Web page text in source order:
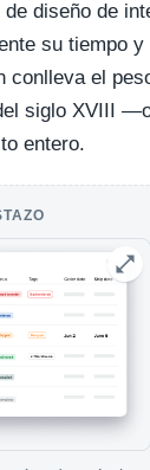
diseño de
su tiempo
conlleva el
siglo XVIII
entero.